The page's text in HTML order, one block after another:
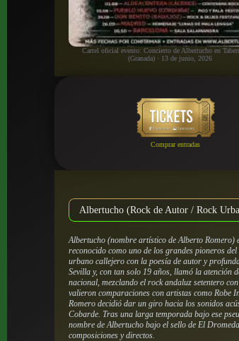
Cartel oficial evento: Concierto de Albertucho en
(Granada) · 13 de junio, 2026
Comprar entradas
Albertucho (Rock de Autor / Rock
Albertucho (nombre artístico de Alberto Romero)
reconocido como uno de los grandes pioneros
urbano callejero con la poesía de autor y
Sevilla y, con tan solo 19 años, llamó la atención
nacional, mezclando el rock andaluz setentero
valieron comparaciones con artistas como Robe
Romero decidió dar un giro hacia los sonidos
Cobarde. Tras una larga temporada bajo ese
nombre de Albertucho bajo el sello de El
composiciones y directos.